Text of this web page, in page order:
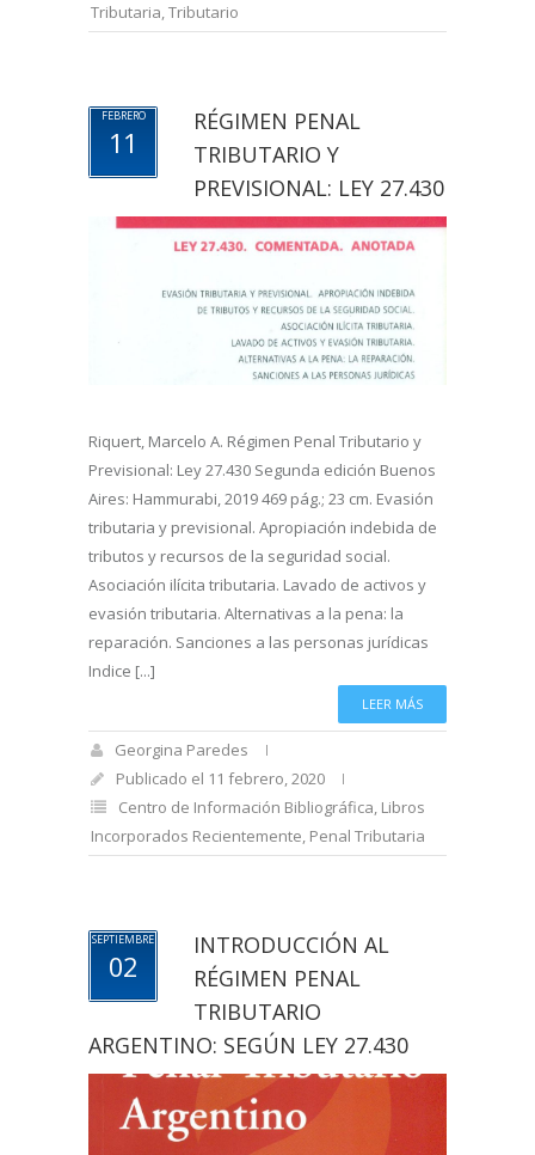
Tributaria,Tributario
FEBRERO
11
RÉGIMEN PENAL
TRIBUTARIO Y
PREVISIONAL: LEY 27.430
Riquert, Marcelo A. Régimen Penal Tributario y
Previsional: Ley 27.430 Segunda edición Buenos
Aires: Hammurabi, 2019 469 pág.; 23 cm. Evasión
tributaria y previsional. Apropiación indebida de
tributos y recursos de la seguridad social.
Asociación ilícita tributaria. Lavado de activos y
evasión tributaria. Alternativas a la pena: la
reparación. Sanciones a las personas jurídicas
Indice [...]
LEER MÁS
Georgina Paredes
Publicado el 11 febrero, 2020
Centro de Información Bibliográfica, Libros
Incorporados Recientemente, Penal Tributaria
SEPTIEMBRE
02
INTRODUCCIÓN AL
RÉGIMEN PENAL
TRIBUTARIO
ARGENTINO: SEGÚN LEY 27.430